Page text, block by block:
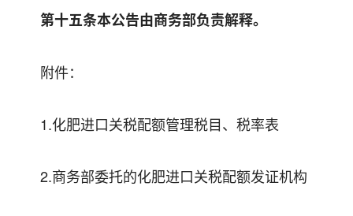
第十五条本公告由商务部负责解释。
附件：
1.化肥进口关税配额管理税目、税率表
2.商务部委托的化肥进口关税配额发证机构